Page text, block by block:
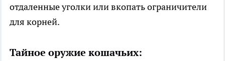
отдаленные уголки или вкопать ограничители
для корней.
Тайное оружие кошачьих: